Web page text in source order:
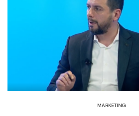
MARKETING